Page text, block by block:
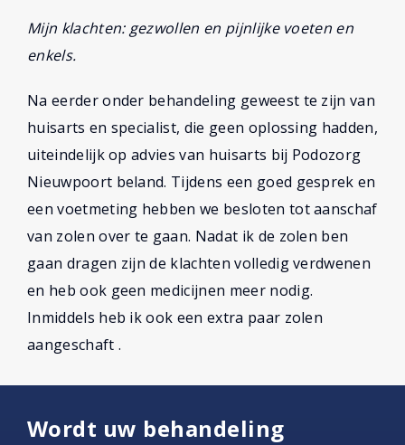
Mijn klachten: gezwollen en pijnlijke voeten en
enkels.
Na eerder onder behandeling geweest te zijn van
huisarts en specialist, die geen oplossing hadden,
uiteindelijk op advies van huisarts bij Podozorg
Nieuwpoort beland. Tijdens een goed gesprek en
een voetmeting hebben we besloten tot aanschaf
van zolen over te gaan. Nadat ik de zolen ben
gaan dragen zijn de klachten volledig verdwenen
en heb ook geen medicijnen meer nodig.
Inmiddels heb ik ook een extra paar zolen
aangeschaft .
Wordt uw behandeling